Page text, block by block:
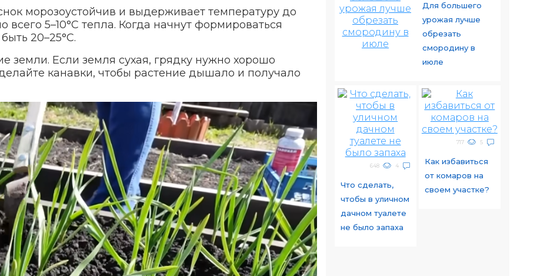
морозоустойчив и выдерживает температуру до
5–10°С тепла. Когда начнут формироваться
20–25°С.
земли. Если земля сухая, грядку нужно хорошо
канавки, чтобы растение дышало и получало
Для большего
урожая лучше
обрезать
смородину в
июле
648 4
Что сделать,
чтобы в уличном
дачном туалете
не было запаха
717 5
Как избавиться
от комаров на
своем участке?